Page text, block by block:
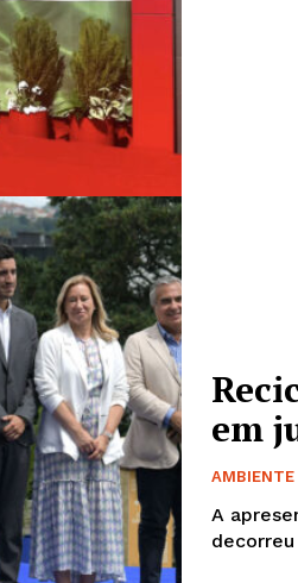
Edição Digital
Europa
em
AMBIENTE
A
decorreu